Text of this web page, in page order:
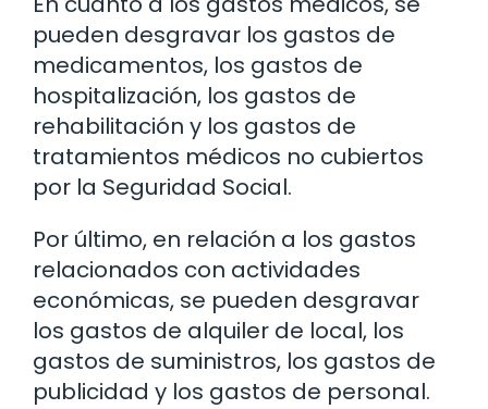
pueden desgravar los gastos de
medicamentos, los gastos de
hospitalización, los gastos de
rehabilitación y los gastos de
tratamientos médicos no cubiertos
por la Seguridad Social.
Por último, en relación a los gastos
relacionados con actividades
económicas, se pueden desgravar
los gastos de alquiler de local, los
gastos de suministros, los gastos de
publicidad y los gastos de personal.